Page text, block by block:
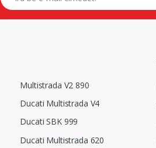
Multistrada V2 890
Ducati Multistrada V4
Ducati SBK 999
Ducati Multistrada 620